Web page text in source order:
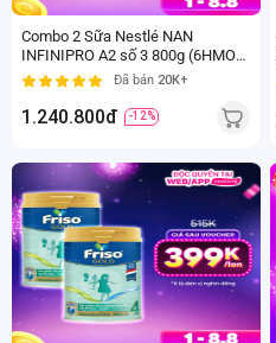
Combo 2 Sữa Nestlé NAN
INFINIPRO A2 số 3 800g (6HMO)
(2-6 tuổi)
Đã bán 20K+
1.240.800đ -12%
850
gr
2-6